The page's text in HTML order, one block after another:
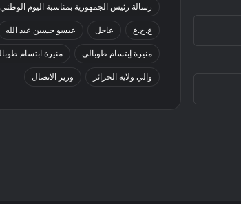
رسالة رئيس الجمهورية بمناسبة اليوم
ع.ح.ع عاجل عيسو حسين عبد الله
منيرة إبتسام طوبالي منيرة ابتسام
والي ولاية الجزائر وزير الاتصال